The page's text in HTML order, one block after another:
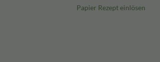
Papier Rezept einlösen